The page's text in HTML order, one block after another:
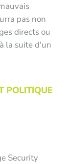
pas non
directs ou
la suite d'un
POLITIQUE
Security